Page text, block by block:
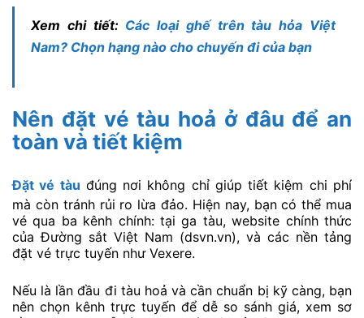
Xem chi tiết: Các loại ghế trên tàu hỏa Việt
Nam? Chọn hạng nào cho chuyến đi của bạn
Nên đặt vé tàu hoả ở đâu để an
toàn và tiết kiệm
Đặt vé tàu đúng nơi không chỉ giúp tiết kiệm chi phí
mà còn tránh rủi ro lừa đảo. Hiện nay, bạn có thể mua
vé qua ba kênh chính: tại ga tàu, website chính thức
của Đường sắt Việt Nam (dsvn.vn), và các nền tảng
đặt vé trực tuyến như Vexere.
Nếu là lần đầu đi tàu hoả và cần chuẩn bị kỹ càng, bạn
nên chọn kênh trực tuyến để dễ so sánh giá, xem sơ